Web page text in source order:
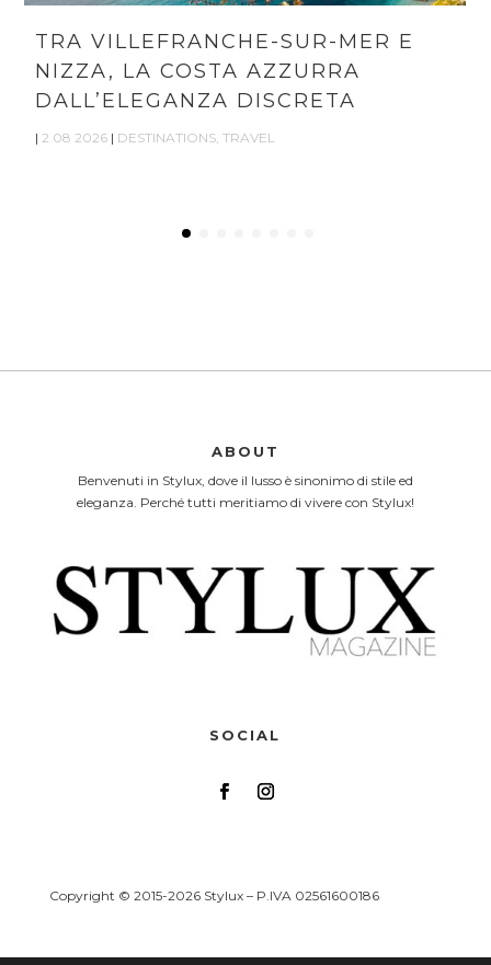
TRA VILLEFRANCHE-SUR-MER E
NIZZA, LA COSTA AZZURRA
DALL’ELEGANZA DISCRETA
| 2 08 2026 | DESTINATIONS,TRAVEL
ABOUT
Benvenuti in Stylux, dove il lusso è sinonimo di stile ed
eleganza. Perché tutti meritiamo di vivere con Stylux!
SOCIAL
Copyright © 2015-2026 Stylux – P.IVA 02561600186